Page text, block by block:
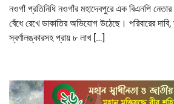
নওগাঁ প্রতিনিধি নওগাঁর মহাদেবপুরে এক বিএনপি নেতার
বেঁধে রেখে ডাকাতির অভিযোগ উঠেছে। পরিবারের
স্বর্ণালঙ্কারসহ প্রায় ৮ লাখ […]